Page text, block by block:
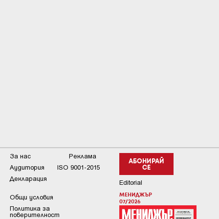
АБОНИРАЙ
СЕ
Editorial
МЕНИДЖЪР
07/2026
За нас
Реклама
Аудитория
ISO 9001-2015
Декларация
Общи условия
Пoлитикa зa
пoвepитeлнocт